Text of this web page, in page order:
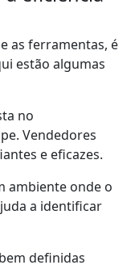
as ferramentas, é
estão algumas
no
Vendedores
e eficazes.
ambiente onde o
a identificar
definidas